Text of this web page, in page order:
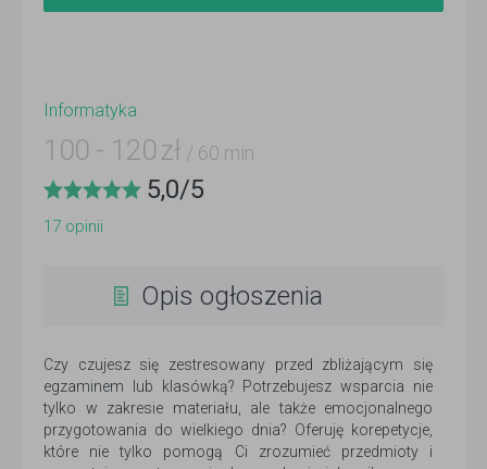
Informatyka
100 - 120 zł / 60 min
5,0/5
17 opinii
Opis ogłoszenia
Czy czujesz się zestresowany przed zbliżającym się
egzaminem lub klasówką? Potrzebujesz wsparcia nie
tylko w zakresie materiału, ale także emocjonalnego
przygotowania do wielkiego dnia? Oferuję korepetycje,
które nie tylko pomogą Ci zrozumieć przedmioty i